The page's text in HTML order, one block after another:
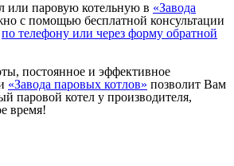
или паровую котельную в «Завода
с помощью бесплатной консультации
по телефону или через форму обратной
постоянное и эффективное
«Завода паровых котлов» позволит Вам
паровой котел у производителя,
время!